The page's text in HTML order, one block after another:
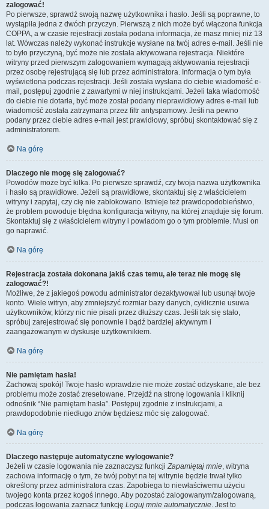
zalogować!
Po pierwsze, sprawdź swoją nazwę użytkownika i hasło. Jeśli są poprawne, to
wystąpiła jedna z dwóch przyczyn. Pierwszą z nich może być włączona funkcja
COPPA, a w czasie rejestracji została podana informacja, że masz mniej niż 13
lat. Wówczas należy wykonać instrukcje wysłane na twój adres e-mail. Jeśli nie
to było przyczyną, być może nie została aktywowana rejestracja. Niektóre
witryny przed pierwszym zalogowaniem wymagają aktywowania rejestracji
przez osobę rejestrującą się lub przez administratora. Informacja o tym była
wyświetlona podczas rejestracji. Jeśli została wysłana do ciebie wiadomość e-
mail, postępuj zgodnie z zawartymi w niej instrukcjami. Jeżeli taka wiadomość
do ciebie nie dotarła, być może został podany nieprawidłowy adres e-mail lub
wiadomość została zatrzymana przez filtr antyspamowy. Jeśli na pewno
podany przez ciebie adres e-mail jest prawidłowy, spróbuj skontaktować się z
administratorem.
Na górę
Dlaczego nie mogę się zalogować?
Powodów może być kilka. Po pierwsze sprawdź, czy twoja nazwa użytkownika
i hasło są prawidłowe. Jeżeli są prawidłowe, skontaktuj się z właścicielem
witryny i zapytaj, czy cię nie zablokowano. Istnieje też prawdopodobieństwo,
że problem powoduje błędna konfiguracja witryny, na której znajduje się forum.
Skontaktuj się z właścicielem witryny i powiadom go o tym problemie. Musi on
go naprawić.
Na górę
Rejestracja została dokonana jakiś czas temu, ale teraz nie mogę się
zalogować?!
Możliwe, że z jakiegoś powodu administrator dezaktywował lub usunął twoje
konto. Wiele witryn, aby zmniejszyć rozmiar bazy danych, cyklicznie usuwa
użytkowników, którzy nic nie pisali przez dłuższy czas. Jeśli tak się stało,
spróbuj zarejestrować się ponownie i bądź bardziej aktywnym i
zaangażowanym w dyskusje użytkownikiem.
Na górę
Nie pamiętam hasła!
Zachowaj spokój! Twoje hasło wprawdzie nie może zostać odzyskane, ale bez
problemu może zostać zresetowane. Przejdź na stronę logowania i kliknij
odnośnik “Nie pamiętam hasła”. Postępuj zgodnie z instrukcjami, a
prawdopodobnie niedługo znów będziesz móc się zalogować.
Na górę
Dlaczego następuje automatyczne wylogowanie?
Jeżeli w czasie logowania nie zaznaczysz funkcjiZapamiętaj mnie, witryna
zachowa informację o tym, że twój pobyt na tej witrynie będzie trwał tylko
określony przez administratora czas. Zapobiega to niewłaściwemu użyciu
twojego konta przez kogoś innego. Aby pozostać zalogowanym/zalogowaną,
podczas logowania zaznacz funkcję Loguj mnie automatycznie. Jest to